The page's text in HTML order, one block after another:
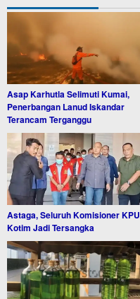
Asap Karhutla Selimuti Kumai,
Penerbangan Lanud Iskandar
Terancam Terganggu
Astaga, Seluruh Komisioner KPU
Kotim Jadi Tersangka